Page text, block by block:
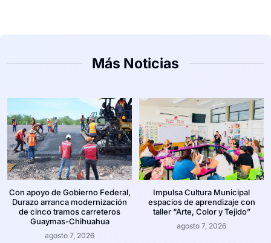
Más Noticias
Con apoyo de Gobierno Federal,
Durazo arranca modernización
de cinco tramos carreteros
Guaymas-Chihuahua
agosto 7, 2026
Impulsa Cultura Municipal
espacios de aprendizaje con
taller “Arte, Color y Tejido”
agosto 7, 2026